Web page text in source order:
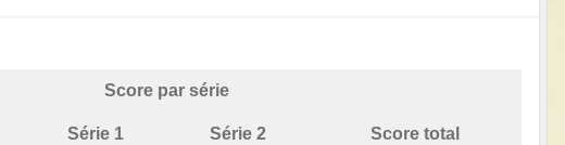
Score par série
Série 1 Série 2
Score total